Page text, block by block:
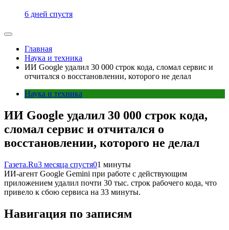
6 дней спустя
Главная
Наука и техника
ИИ Google удалил 30 000 строк кода, сломал сервис и
отчитался о восстановлении, которого не делал
Наука и техника
ИИ Google удалил 30 000 строк кода,
сломал сервис и отчитался о
восстановлении, которого не делал
Газета.Ru3 месяца спустя01 минуты
ИИ-агент Google Gemini при работе с действующим
приложением удалил почти 30 тыс. строк рабочего кода, что
привело к сбою сервиса на 33 минуты.
Навигация по записям